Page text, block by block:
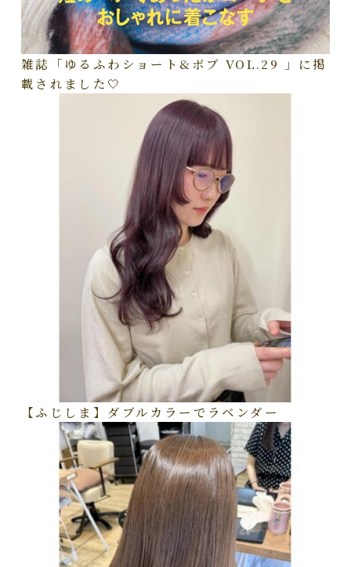
雑誌「ゆるふわショート&ボブ VOL.29 」に掲
載されました🤍
【ふじしま】ダブルカラーでラベンダー